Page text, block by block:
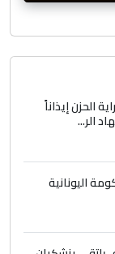
الحزن إيذاناً
الر...
اليونانية